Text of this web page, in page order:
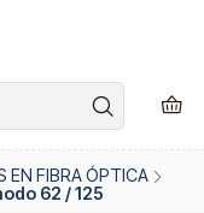
EN FIBRA ÓPTICA
62 / 125